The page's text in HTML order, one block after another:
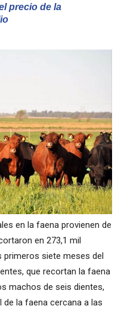
precio de la
en la faena provienen de
en 273,1 mil
primeros siete meses del
que recortan la faena
machos de seis dientes,
la faena cercana a las